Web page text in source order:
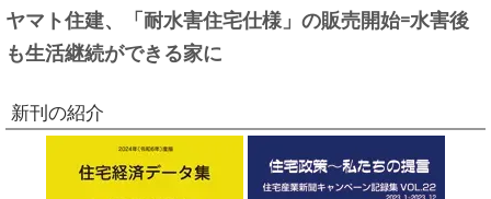
ヤマト住建、「耐水害住宅仕様」の販売開始=水害後
も生活継続ができる家に
新刊の紹介